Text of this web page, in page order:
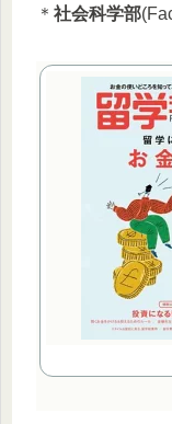
＊ 社会科学部